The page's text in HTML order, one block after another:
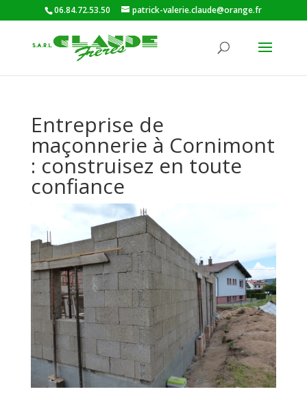
06.84.72.53.50 patrick-valerie.claude@orange.fr
Entreprise de
maçonnerie à Cornimont
: construisez en toute
confiance